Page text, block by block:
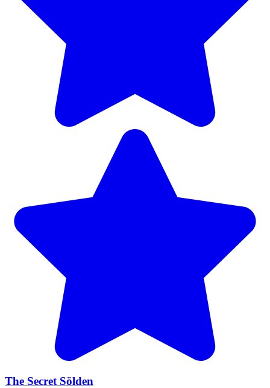
The Secret Sölden